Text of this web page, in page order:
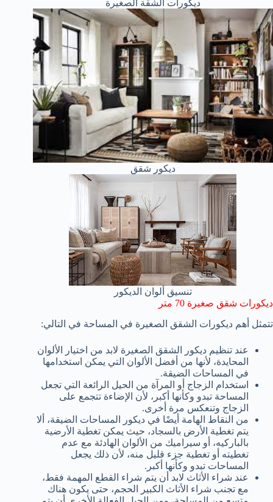
ديكورات الشقة الصغيرة
ديكور شقق
تنسيق ألوان الديكور
ديكورات شقق صغيرة 70 متر
تتمثل أهم ديكورات الشقق الصغيرة في المساحة في التالي:
عند تنظيم ديكور الشقق الصغيرة لابد من اختيار الألوان
المحايدة، لأنها من أفضل الألوان التي يمكن استخدامها
في المساحات الضيقة.
استخدام الزجاج أو المرآة من الحيل الرائعة التي تجعل
المساحة تبدو وكأنها أكبر، لأن الإضاءة تتجمع على
الزجاج وتنعكس مرة أخرى.
من النقاط الهامة أيضًا في ديكور المساحات الضيقة، ألا
يتم تغطية الأرض بالسجاد، حيث يمكن تغطية الأرضية
بالباركيه، أو سيراميك من الألوان الهادئة مع عدم
تغطيته أو تغطية جزء قليل منه، لأن ذلك يجعل
المساحات تبدو وكأنها أكبر.
عند شراء الأثاث لابد أن يتم شراء القطع المهمة فقط،
مع تجنب شراء الأثاث الكبير الحجم، حتى يكون هناك